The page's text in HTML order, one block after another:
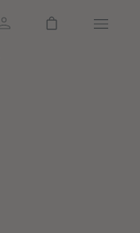
Warenkorb